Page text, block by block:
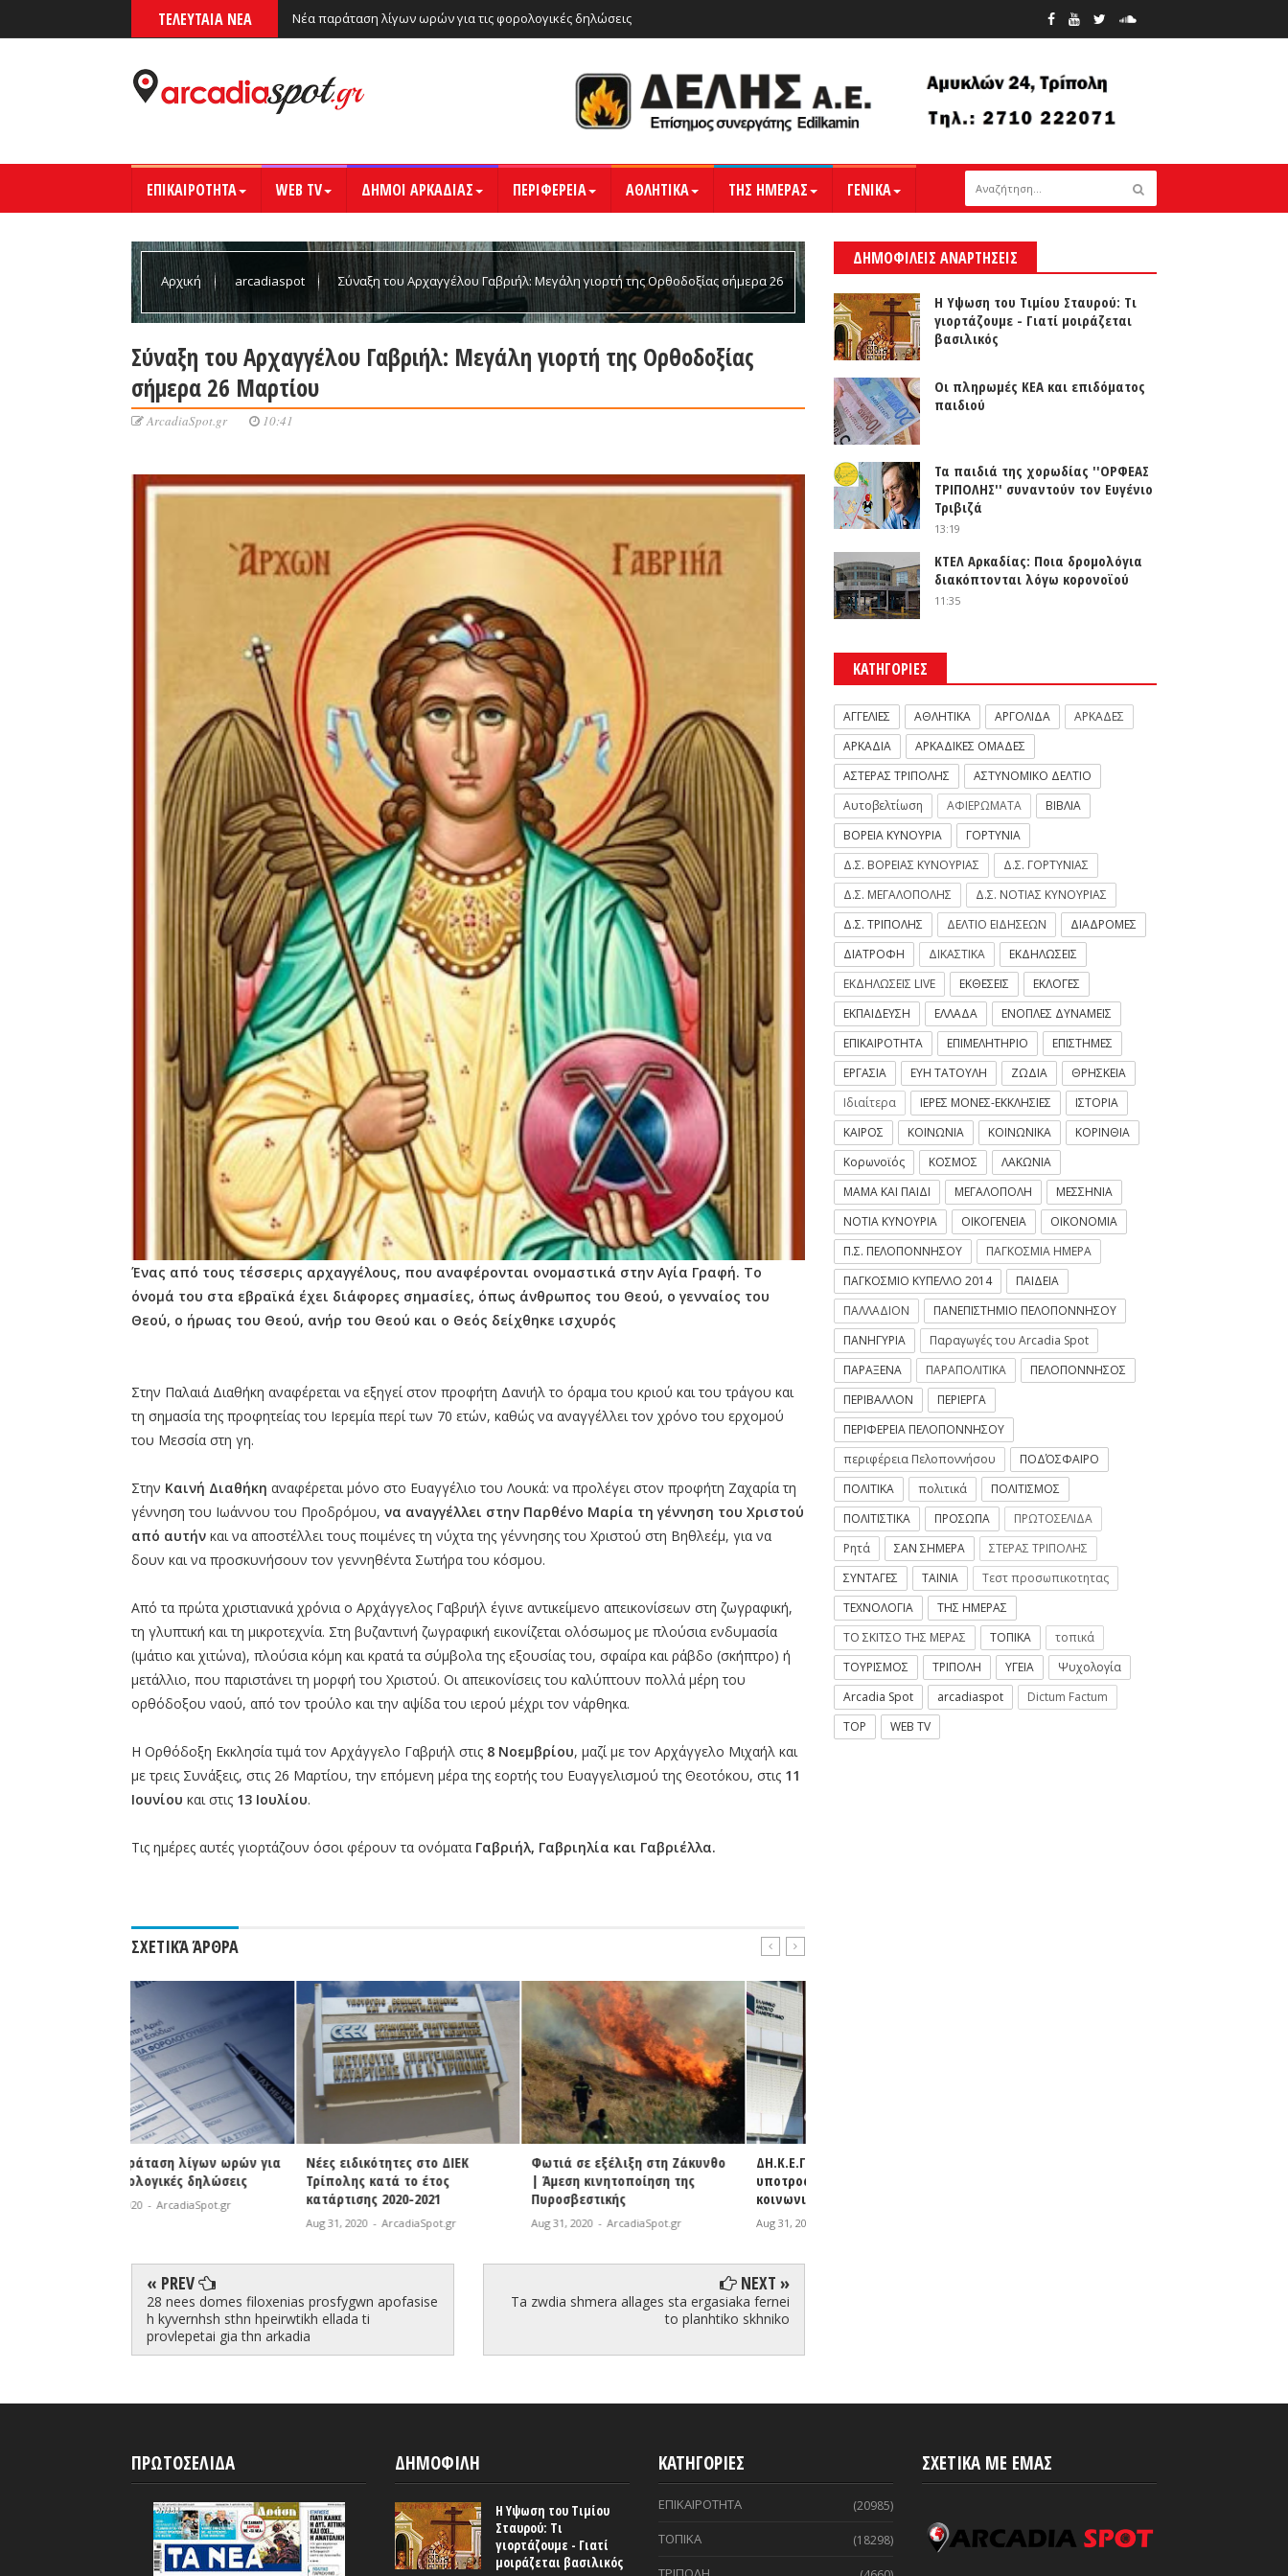
ΤΕΛΕΥΤΑΙΑ ΝΕΑ Νέα παράταση λίγων ωρών για τις φορολογικές δηλώσεις
ΕΠΙΚΑΙΡΟΤΗΤΑ WEB TV ΔΗΜΟΙ ΑΡΚΑΔΙΑΣ ΠΕΡΙΦΕΡΕΙΑ ΑΘΛΗΤΙΚΑ ΤΗΣ ΗΜΕΡΑΣ ΓΕΝΙΚΑ
Αρχική arcadiaspot Σύναξη του Αρχαγγέλου Γαβριήλ: Μεγάλη γιορτή της Oρθοδοξίας σήμερα 26
Σύναξη του Αρχαγγέλου Γαβριήλ: Μεγάλη γιορτή της Oρθοδοξίας
σήμερα 26 Μαρτίου
ArcadiaSpot.gr 10:41
Ένας από τους τέσσερις αρχαγγέλους, που αναφέρονται ονομαστικά στην Αγία Γραφή. Το
όνομά του στα εβραϊκά έχει διάφορες σημασίες, όπως άνθρωπος του Θεού, ο γενναίος του
Θεού, ο ήρωας του Θεού, ανήρ του Θεού και ο Θεός δείχθηκε ισχυρός
Στην Παλαιά Διαθήκη αναφέρεται να εξηγεί στον προφήτη Δανιήλ το όραμα του κριού και του τράγου και
τη σημασία της προφητείας του Ιερεμία περί των 70 ετών, καθώς να αναγγέλλει τον χρόνο του ερχομού
του Μεσσία στη γη.
Στην Καινή Διαθήκη αναφέρεται μόνο στο Ευαγγέλιο του Λουκά: να προλέγει στον προφήτη Ζαχαρία τη
γέννηση του Ιωάννου του Προδρόμου, να αναγγέλλει στην Παρθένο Μαρία τη γέννηση του Χριστού
από αυτήν και να αποστέλλει τους ποιμένες τη νύχτα της γέννησης του Χριστού στη Βηθλεέμ, για να
δουν και να προσκυνήσουν τον γεννηθέντα Σωτήρα του κόσμου.
Από τα πρώτα χριστιανικά χρόνια ο Αρχάγγελος Γαβριήλ έγινε αντικείμενο απεικονίσεων στη ζωγραφική,
τη γλυπτική και τη μικροτεχνία. Στη βυζαντινή ζωγραφική εικονίζεται ολόσωμος με πλούσια ενδυμασία
(ιμάτιο και χιτώνα), πλούσια κόμη και κρατά τα σύμβολα της εξουσίας του, σφαίρα και ράβδο (σκήπτρο) ή
μετάλλιο, που παριστάνει τη μορφή του Χριστού. Οι απεικονίσεις του καλύπτουν πολλά μέρη του
ορθόδοξου ναού, από τον τρούλο και την αψίδα του ιερού μέχρι τον νάρθηκα.
Η Ορθόδοξη Εκκλησία τιμά τον Αρχάγγελο Γαβριήλ στις 8 Νοεμβρίου, μαζί με τον Αρχάγγελο Μιχαήλ και
με τρεις Συνάξεις, στις 26 Μαρτίου, την επόμενη μέρα της εορτής του Ευαγγελισμού της Θεοτόκου, στις 11
Ιουνίου και στις 13 Ιουλίου.
Τις ημέρες αυτές γιορτάζουν όσοι φέρουν τα ονόματα Γαβριήλ, Γαβριηλία και Γαβριέλλα.
ΣΧΕΤΙΚΆ ΆΡΘΡΑ
Νέες ειδικότητες στο ΔΙΕΚ
Τρίπολης κατά το έτος
κατάρτισης 2020-2021
Φωτιά σε εξέλιξη στη Ζάκυνθο
| Άμεση κινητοποίηση της
Πυροσβεστικής
Aug 31, 2020 - ArcadiaSpot.gr
ΔΗ.Κ.Ε.Γ. | Χορήγηση
υποτροφιών του ΕΑΠ στους
κοινωνικά ασθενέστερους
Aug 31, 2020 - ArcadiaSpot.gr
« PREV
28 nees domes filoxenias prosfygwn apofasise
h kyvernhsh sthn hpeirwtikh ellada ti
provlepetai gia thn arkadia
NEXT »
Ta zwdia shmera allages sta ergasiaka fernei
to planhtiko skhniko
ΔΗΜΟΦΙΛΕΙΣ ΑΝΑΡΤΗΣΕΙΣ
Η Υψωση του Τιμίου Σταυρού: Τι
γιορτάζουμε - Γιατί μοιράζεται
βασιλικός
Οι πληρωμές ΚΕΑ και επιδόματος
παιδιού
Τα παιδιά της χορωδίας ''ΟΡΦΕΑΣ
ΤΡΙΠΟΛΗΣ'' συναντούν τον Ευγένιο
Τριβιζά
13:19
ΚΤΕΛ Αρκαδίας: Ποια δρομολόγια
διακόπτονται λόγω κορονοϊού
11:35
ΚΑΤΗΓΟΡΙΕΣ
ΑΓΓΕΛΙΕΣ ΑΘΛΗΤΙΚΑ ΑΡΓΟΛΙΔΑ
ΑΡΚΑΔΕΣ
ΑΡΚΑΔΙΑ
ΑΡΚΑΔΙΚΕΣ ΟΜΑΔΕΣ
ΑΣΤΕΡΑΣ ΤΡΙΠΟΛΗΣ
ΑΣΤΥΝΟΜΙΚΟ ΔΕΛΤΙΟ
Αυτοβελτίωση
ΑΦΙΕΡΩΜΑΤΑ
ΒΙΒΛΙΑ
ΒΟΡΕΙΑ ΚΥΝΟΥΡΙΑ
ΓΟΡΤΥΝΙΑ
Δ.Σ. ΒΟΡΕΙΑΣ ΚΥΝΟΥΡΙΑΣ
Δ.Σ. ΓΟΡΤΥΝΙΑΣ
Δ.Σ. ΜΕΓΑΛΟΠΟΛΗΣ
Δ.Σ. ΝΟΤΙΑΣ ΚΥΝΟΥΡΙΑΣ
Δ.Σ. ΤΡΙΠΟΛΗΣ
ΔΕΛΤΙΟ ΕΙΔΗΣΕΩΝ
ΔΙΑΔΡΟΜΕΣ
ΔΙΑΤΡΟΦΗ
ΔΙΚΑΣΤΙΚΑ
ΕΚΔΗΛΩΣΕΙΣ
ΕΚΔΗΛΩΣΕΙΣ LIVE
ΕΚΘΕΣΕΙΣ
ΕΚΛΟΓΕΣ
ΕΚΠΑΙΔΕΥΣΗ
ΕΛΛΑΔΑ
ΕΝΟΠΛΕΣ ΔΥΝΑΜΕΙΣ
ΕΠΙΚΑΙΡΟΤΗΤΑ
ΕΠΙΜΕΛΗΤΗΡΙΟ
ΕΠΙΣΤΗΜΕΣ
ΕΡΓΑΣΙΑ
ΕΥΗ ΤΑΤΟΥΛΗ ΖΩΔΙΑ
ΘΡΗΣΚΕΙΑ
Ιδιαίτερα
ΙΕΡΕΣ ΜΟΝΕΣ-ΕΚΚΛΗΣΙΕΣ
ΙΣΤΟΡΙΑ
ΚΑΙΡΟΣ
ΚΟΙΝΩΝΙΑ ΚΟΙΝΩΝΙΚΑ
ΚΟΡΙΝΘΙΑ
Κορωνοϊός
ΚΟΣΜΟΣ
ΛΑΚΩΝΙΑ
ΜΑΜΑ ΚΑΙ ΠΑΙΔΙ
ΜΕΓΑΛΟΠΟΛΗ
ΜΕΣΣΗΝΙΑ
ΝΟΤΙΑ ΚΥΝΟΥΡΙΑ
ΟΙΚΟΓΕΝΕΙΑ
ΟΙΚΟΝΟΜΙΑ
Π.Σ. ΠΕΛΟΠΟΝΝΗΣΟΥ
ΠΑΓΚΟΣΜΙΑ ΗΜΕΡΑ
ΠΑΓΚΟΣΜΙΟ ΚΥΠΕΛΛΟ 2014
ΠΑΙΔΕΙΑ
ΠΑΛΛΑΔΙΟΝ
ΠΑΝΕΠΙΣΤΗΜΙΟ ΠΕΛΟΠΟΝΝΗΣΟΥ
ΠΑΝΗΓΥΡΙΑ
Παραγωγές του Arcadia Spot
ΠΑΡΑΞΕΝΑ
ΠΑΡΑΠΟΛΙΤΙΚΑ
ΠΕΛΟΠΟΝΝΗΣΟΣ
ΠΕΡΙΒΑΛΛΟΝ
ΠΕΡΙΕΡΓΑ
ΠΕΡΙΦΕΡΕΙΑ ΠΕΛΟΠΟΝΝΗΣΟΥ
περιφέρεια Πελοποννήσου
ΠΟΔΌΣΦΑΙΡΟ
ΠΟΛΙΤΙΚΑ
πολιτικά
ΠΟΛΙΤΙΣΜΟΣ
ΠΟΛΙΤΙΣΤΙΚΑ
ΠΡΟΣΩΠΑ
ΠΡΩΤΟΣΕΛΙΔΑ
Ρητά
ΣΑΝ ΣΗΜΕΡΑ
ΣΤΕΡΑΣ ΤΡΙΠΟΛΗΣ
ΣΥΝΤΑΓΕΣ
ΤΑΙΝΙΑ
Τεστ προσωπικοτητας
ΤΕΧΝΟΛΟΓΙΑ
ΤΗΣ ΗΜΕΡΑΣ
ΤΟ ΣΚΙΤΣΟ ΤΗΣ ΜΕΡΑΣ
ΤΟΠΙΚΑ
τοπικά
ΤΟΥΡΙΣΜΟΣ
ΤΡΙΠΟΛΗ ΥΓΕΙΑ
Ψυχολογία
Arcadia Spot
arcadiaspot
Dictum Factum
TOP
WEB TV
ΠΡΩΤΟΣΕΛΙΔΑ ΔΗΜΟΦΙΛΗ
Η Υψωση του Τιμίου
Σταυρού: Τι
γιορτάζουμε - Γιατί
μοιράζεται βασιλικός
ΚΑΤΗΓΟΡΙΕΣ
ΕΠΙΚΑΙΡΟΤΗΤΑ (20985)
ΤΟΠΙΚΑ (18298)
ΣΧΕΤΙΚΑ ΜΕ ΕΜΑΣ